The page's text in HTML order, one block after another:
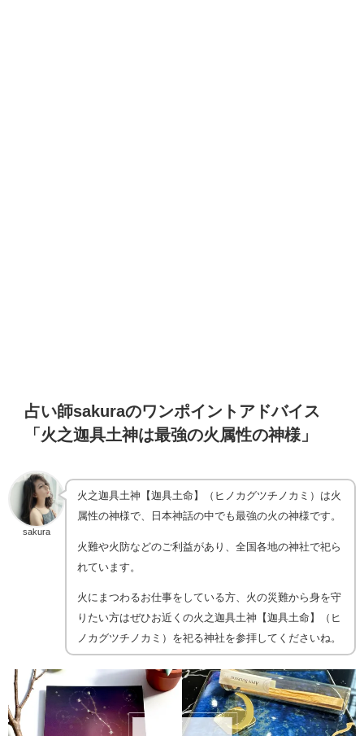
占い師sakuraのワンポイントアドバイス
「火之迦具土神は最強の火属性の神様」
sakura
火之迦具土神【迦具土命】（ヒノカグツチノカミ）は火
属性の神様で、日本神話の中でも最強の火の神様です。
火難や火防などのご利益があり、全国各地の神社で祀ら
れています。
火にまつわるお仕事をしている方、火の災難から身を守
りたい方はぜひお近くの火之迦具土神【迦具土命】（ヒ
ノカグツチノカミ）を祀る神社を参拝してくださいね。